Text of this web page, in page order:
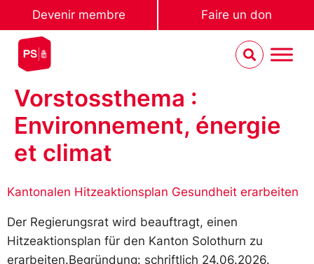
Devenir membre Faire un don
Vorstossthema :
Environnement, énergie
et climat
Kantonalen Hitzeaktionsplan Gesundheit erarbeiten
Der Regierungsrat wird beauftragt, einen
Hitzeaktionsplan für den Kanton Solothurn zu
erarbeiten.Begründung: schriftlich 24.06.2026.